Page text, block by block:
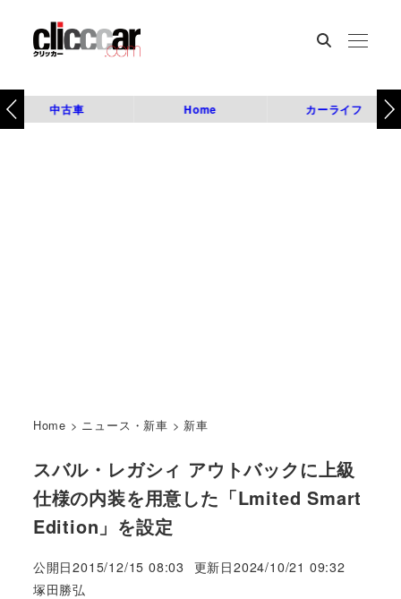
中古車 Home カーライフ
Home > ニュース・新車 > 新車
スバル・レガシィ アウトバックに上級
仕様の内装を用意した「Lmited Smart
Edition」を設定
公開日2015/12/15 08:03 更新日2024/10/21 09:32
著
塚田勝弘